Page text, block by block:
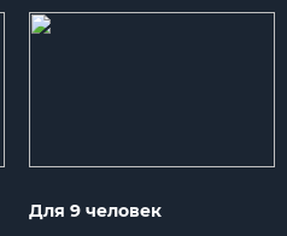
Для 9 человек